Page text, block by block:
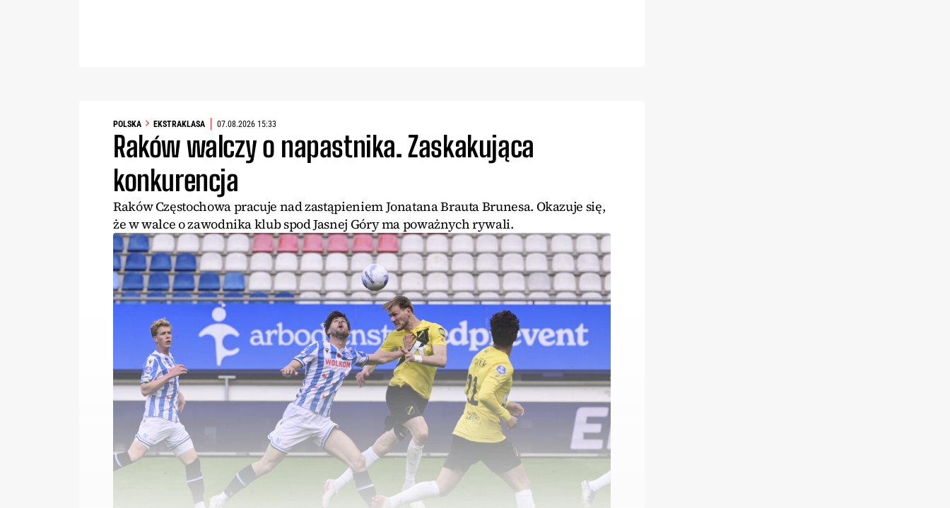
POLSKA EKSTRAKLASA 07.08.2026 15:33
Raków walczy o napastnika. Zaskakująca
konkurencja
Raków Częstochowa pracuje nad zastąpieniem Jonatana Brauta Brunesa. Okazuje się,
że w walce o zawodnika klub spod Jasnej Góry ma poważnych rywali.